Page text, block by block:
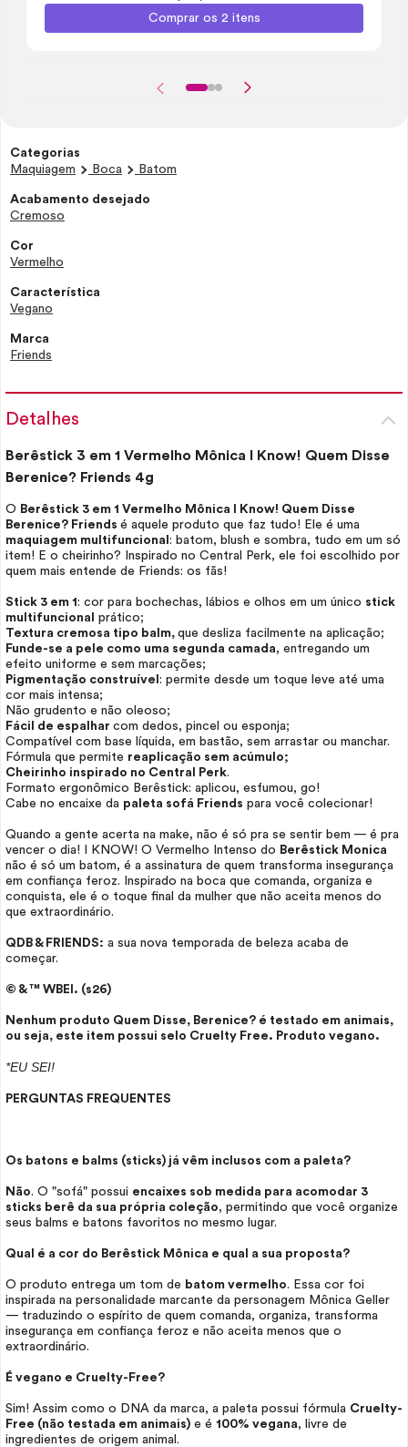
Comprar os 2 itens
Categorias
Maquiagem
Boca Batom
Acabamento desejado
Cremoso
Cor
Vermelho
Característica
Vegano
Marca
Friends
Detalhes
Berêstick 3 em 1 Vermelho Mônica I Know! Quem Disse
Berenice? Friends 4g
O Berêstick 3 em 1 Vermelho Mônica I Know! Quem Disse
Berenice? Friends é aquele produto que faz tudo! Ele é uma
maquiagem multifuncional : batom, blush e sombra, tudo em um só
item! E o cheirinho? Inspirado no Central Perk, ele foi escolhido por
quem mais entende de Friends: os fãs!
Stick 3 em 1 : cor para bochechas, lábios e olhos em um único stick
multifuncional
prático;
Textura cremosa tipo balm, que desliza facilmente na aplicação;
Funde-se a pele como uma segunda camada, entregando um
efeito uniforme e sem marcações;
Pigmentação construível : permite desde um toque leve até uma
cor mais intensa;
Não grudento e não oleoso;
Fácil de espalhar com dedos, pincel ou esponja;
Compatível com base líquida, em bastão, sem arrastar ou manchar.
Fórmula que permite reaplicação sem acúmulo;
Cheirinho inspirado no Central Perk.
Formato ergonômico Berêstick: aplicou, esfumou, go!
Cabe no encaixe da paleta sofá Friends para você colecionar!
Quando a gente acerta na make, não é só pra se sentir bem — é pra
vencer o dia! I KNOW! O Vermelho Intenso do Berêstick Monica
não é só um batom, é a assinatura de quem transforma insegurança
em confiança feroz. Inspirado na boca que comanda, organiza e
conquista, ele é o toque final da mulher que não aceita menos do
que extraordinário.
QDB & FRIENDS: a sua nova temporada de beleza acaba de
começar.
© & ™ WBEI. (s26)
Nenhum produto Quem Disse, Berenice? é testado em animais,
ou seja, este item possui selo Cruelty Free. Produto vegano.
*EU SEI!
PERGUNTAS FREQUENTES
Os batons e balms (sticks) já vêm inclusos com a paleta?
Não. O "sofá" possui encaixes sob medida para acomodar 3
sticks berê da sua própria coleção, permitindo que você organize
seus balms e batons favoritos no mesmo lugar.
Qual é a cor do Berêstick Mônica e qual a sua proposta?
O produto entrega um tom de batom vermelho. Essa cor foi
inspirada na personalidade marcante da personagem Mônica Geller
— traduzindo o espírito de quem comanda, organiza, transforma
insegurança em confiança feroz e não aceita menos que o
extraordinário.
É vegano e Cruelty-Free?
Sim! Assim como o DNA da marca, a paleta possui fórmula Cruelty-
Free (não testada em animais) e é 100% vegana, livre de
ingredientes de origem animal.